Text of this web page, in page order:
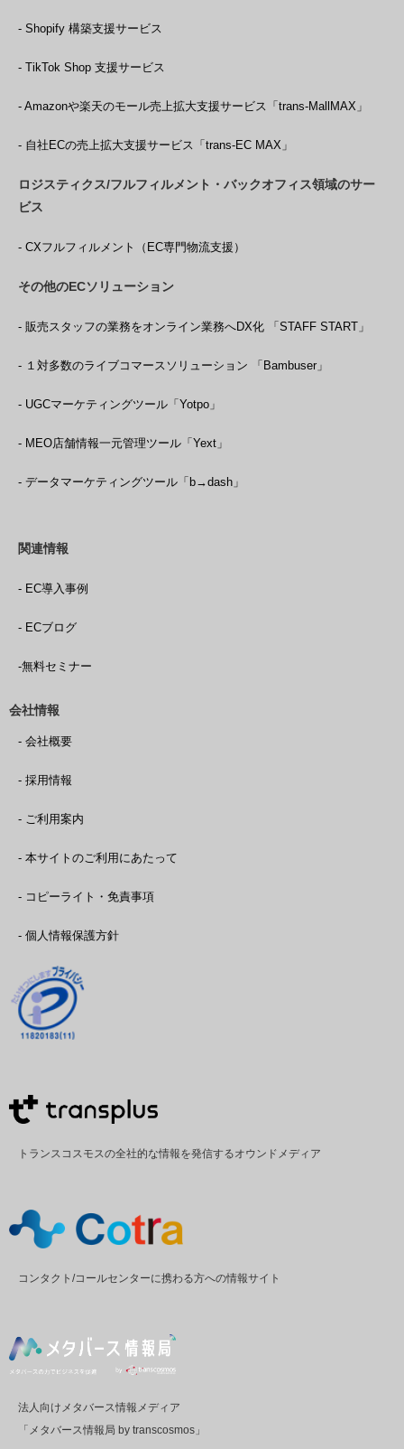
- Shopify 構築支援サービス
- TikTok Shop 支援サービス
- Amazonや楽天のモール売上拡大支援サービス「trans-MallMAX」
- 自社ECの売上拡大支援サービス「trans-EC MAX」
ロジスティクス/フルフィルメント・バックオフィス領域のサー
ビス
- CXフルフィルメント（EC専門物流支援）
その他のECソリューション
- 販売スタッフの業務をオンライン業務へDX化 「STAFF START」
- １対多数のライブコマースソリューション 「Bambuser」
- UGCマーケティングツール「Yotpo」
- MEO店舗情報一元管理ツール「Yext」
- データマーケティングツール「b→dash」
関連情報
- EC導入事例
- ECブログ
-無料セミナー
会社情報
- 会社概要
- 採用情報
- ご利用案内
- 本サイトのご利用にあたって
- コピーライト・免責事項
- 個人情報保護方針
トランスコスモスの全社的な情報を発信するオウンドメディア
コンタクト/コールセンターに携わる方への情報サイト
法人向けメタバース情報メディア
「メタバース情報局 by transcosmos」